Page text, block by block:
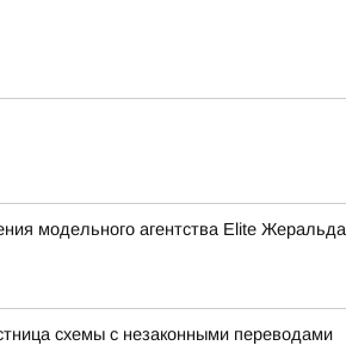
модельного агентства Elite
схемы с незаконными переводами